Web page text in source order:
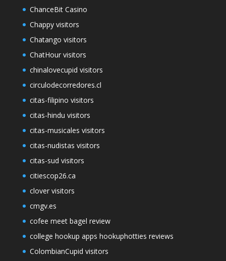
ChanceBit Casino
Chappy visitors
Chatango visitors
ChatHour visitors
chinalovecupid visitors
circulodecorredores.cl
citas-filipino visitors
citas-hindu visitors
citas-musicales visitors
citas-nudistas visitors
citas-sud visitors
citiescop26.ca
clover visitors
cmgv.es
cofee meet bagel review
college hookup apps hookuphotties reviews
ColombianCupid visitors